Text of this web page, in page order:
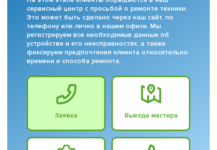
сервисный центр с просьбой о ремонте техники.
Это может быть сделано через наш сайт, по
телефону или лично в нашем офисе. Мы
регистрируем все необходимые данные об
устройстве и его неисправностях, а также
фиксируем предпочтения клиента относительно
времени и способа ремонта.
Заявка Выезда мастера